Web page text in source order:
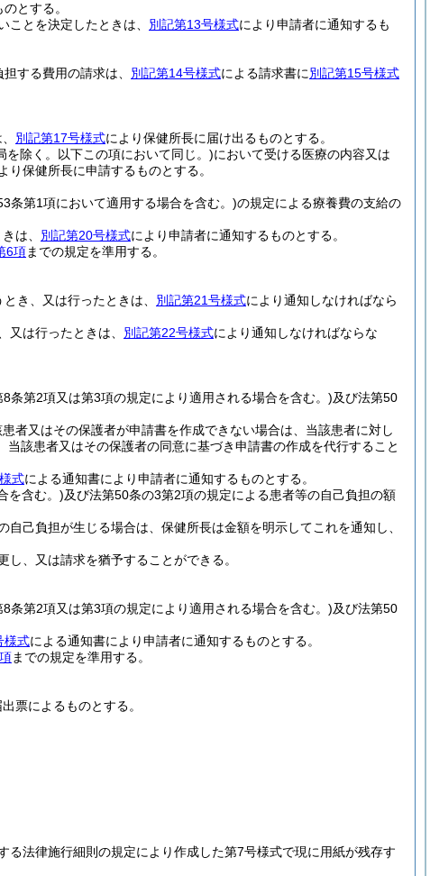
とする。
とを決定したときは、 別記第13号様式により申請者に通知するも
する費用の請求は、 別記第14号様式による請求書に別記第15号様式
別記第17号様式により保健所長に届け出るものとする。
を除く。以下この項において同じ。)において受ける医療の内容又は
り保健所長に申請するものとする。
条第1項において適用する場合を含む。)の規定による療養費の支給の
は、 別記第20号様式により申請者に通知するものとする。
6項までの規定を準用する。
き、又は行ったときは、 別記第21号様式により通知しなければなら
は行ったときは、 別記第22号様式により通知しなければならな
条第2項又は第3項の規定により適用される場合を含む。)及び法第50
者又はその保護者が申請書を作成できない場合は、当該患者に対し
該患者又はその保護者の同意に基づき申請書の作成を代行すること
式による通知書により申請者に通知するものとする。
を含む。)及び法第50条の3第2項の規定による患者等の自己負担の額
自己負担が生じる場合は、保健所長は金額を明示してこれを通知し、
し、又は請求を猶予することができる。
条第2項又は第3項の規定により適用される場合を含む。)及び法第50
様式による通知書により申請者に通知するものとする。
までの規定を準用する。
票によるものとする。
法律施行細則の規定により作成した第7号様式で現に用紙が残存す